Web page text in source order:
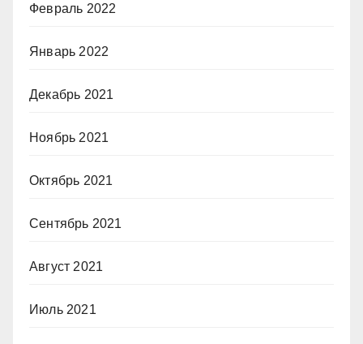
Февраль 2022
Январь 2022
Декабрь 2021
Ноябрь 2021
Октябрь 2021
Сентябрь 2021
Август 2021
Июль 2021